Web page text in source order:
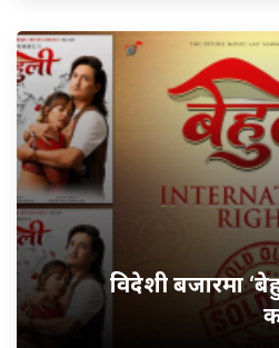
विदेशी बजारमा